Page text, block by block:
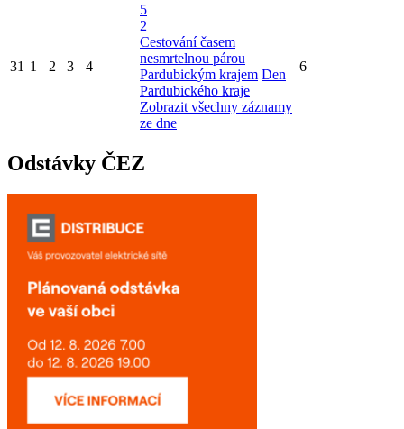
31 1 2 3 4
5
2
Cestování časem
nesmrtelnou párou
Pardubickým krajem Den
Pardubického kraje
Zobrazit všechny záznamy
ze dne
6
Odstávky ČEZ